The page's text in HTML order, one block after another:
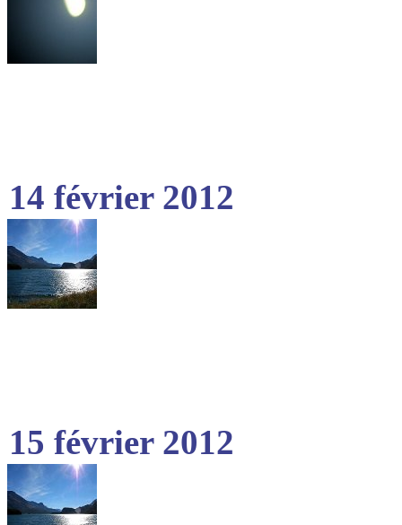
14 février 2012
15 février 2012